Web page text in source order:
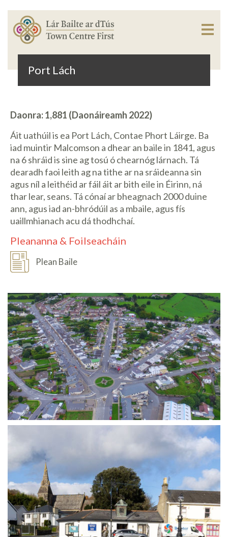
Port Lách
Daonra: 1,881 (Daonáireamh 2022)
Áit uathúil is ea Port Lách, Contae Phort Láirge. Ba
iad muintir Malcomson a dhear an baile in 1841, agus
na 6 shráid is sine ag tosú ó chearnóg lárnach. Tá
dearadh faoi leith ag na tithe ar na sráideanna sin
agus níl a leithéid ar fáil áit ar bith eile in Éirinn, ná
thar lear, seans. Tá cónaí ar bheagnach 2000 duine
ann, agus iad an-bhródúil as a mbaile, agus fís
uaillmhianach acu dá thodhchaí.
Pleananna & Foilseacháin
Plean Baile